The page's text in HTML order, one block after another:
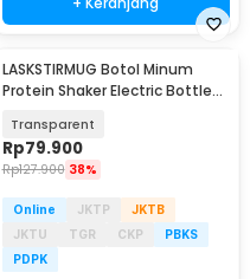
LASKSTIRMUG Botol Minum
Protein Shaker Electric Bottle
Transparent
Rp79.900
Rp127.900 38%
Online JKTP
JKTB
JKTU
TGR CKP
PBKS
PDPK